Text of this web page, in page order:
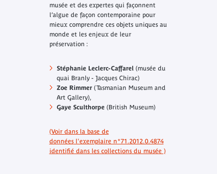
musée et des expertes qui façonnent
l’algue de façon contemporaine pour
mieux comprendre ces objets uniques au
monde et les enjeux de leur
préservation :
Stéphanie Leclerc-Caffarel(musée du
quai Branly - Jacques Chirac)
Zoe Rimmer (Tasmanian Museum and
Art Gallery),
Gaye Sculthorpe(British Museum)
(Voir dans la base de
donnéesl'exemplaire n°71.2012.0.4874
identifié dans les collections du musée )